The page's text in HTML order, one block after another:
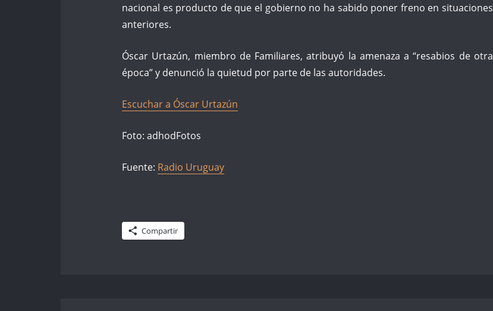
nacional es producto de que el gobierno no ha sabido poner freno en situaciones
anteriores.
Óscar Urtazún, miembro de Familiares, atribuyó la amenaza a “resabios de otra
época” y denunció la quietud por parte de las autoridades.
Escuchar a Óscar Urtazún
Foto: adhodFotos
Fuente: Radio Uruguay
Compartir